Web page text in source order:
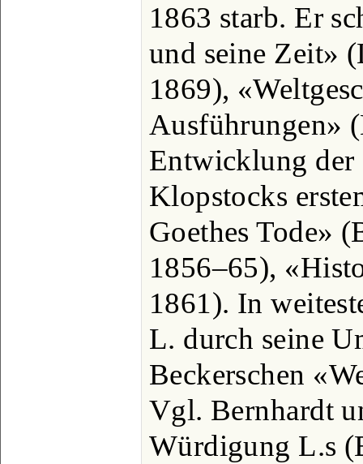
1863 starb. Er
und seine Zeit»
1869),
Ausführungen»
Entwicklung der
Klopstocks
Goethes Tode»
1856‒65),
1861). In
L. durch seine
Beckerschen
Vgl. Bernhardt
Würdigung L.s